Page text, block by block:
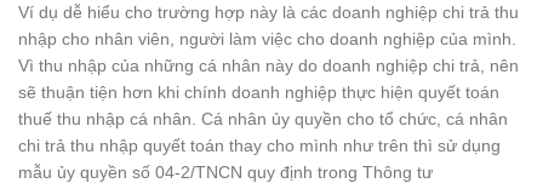
Ví dụ dễ hiểu cho trường hợp này là các doanh nghiệp chi trả thu
nhập cho nhân viên, người làm việc cho doanh nghiệp của mình.
Vì thu nhập của những cá nhân này do doanh nghiệp chi trả, nên
sẽ thuận tiện hơn khi chính doanh nghiệp thực hiện quyết toán
thuế thu nhập cá nhân. Cá nhân ủy quyền cho tổ chức, cá nhân
chi trả thu nhập quyết toán thay cho mình như trên thì sử dụng
mẫu ủy quyền số 04-2/TNCN quy định trong Thông tư